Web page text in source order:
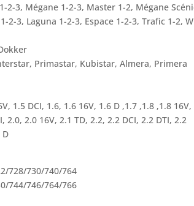
2-3, Mégane 1-2-3, Master 1-2, Mégane
2-3, Laguna 1-2-3, Espace 1-2-3, Trafic 1-2,
Primastar, Kubistar, Almera, Primera
1.5 DCI, 1.6, 1.6 16V, 1.6 D ,1.7 ,1.8 ,1.8 16V,
2.0, 2.0 16V, 2.1 TD, 2.2, 2.2 DCI, 2.2 DTI, 2.2
D
728/730/740/764
744/746/764/766